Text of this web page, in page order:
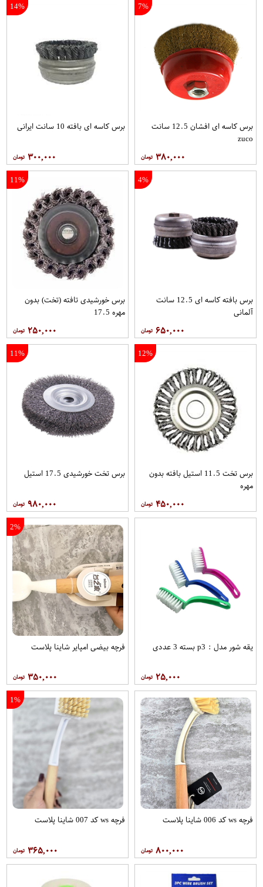
7%
برس کاسه ای افشان 12.5 سانت
zuco
۳۸۰,۰۰۰
14%
برس کاسه ای بافته 10 سانت ایرانی
۳۰۰,۰۰۰
4%
برس بافته کاسه ای 12.5 سانت
آلمانی
۶۵۰,۰۰۰
11%
برس خورشیدی تافته (تخت) بدون
مهره 17.5
۲۵۰,۰۰۰
12%
برس تخت 11.5 استیل بافته بدون
مهره
۴۵۰,۰۰۰
11%
برس تخت خورشیدی 17.5 استیل
۹۸۰,۰۰۰
یقه شور مدل : p3 بسته 3 عددی
۲۵,۰۰۰
2%
فرچه بیضی امپایر شاینا پلاست
۳۵۰,۰۰۰
فرچه ws کد 006 شاینا پلاست
۸۰۰,۰۰۰
1%
فرچه ws کد 007 شاینا پلاست
۳۶۵,۰۰۰